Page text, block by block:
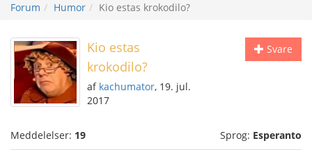
Forum Humor Kio estas krokodilo?
Svare
Kio estas
krokodilo?
af kachumator, 19. jul.
2017
Meddelelser: 19 Sprog: Esperanto